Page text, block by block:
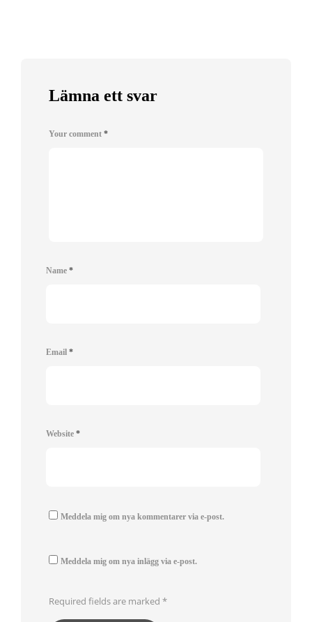
Lämna ett svar
Your comment *
Name *
Email *
Website *
Meddela mig om nya kommentarer via e-post.
Meddela mig om nya inlägg via e-post.
Required fields are marked *